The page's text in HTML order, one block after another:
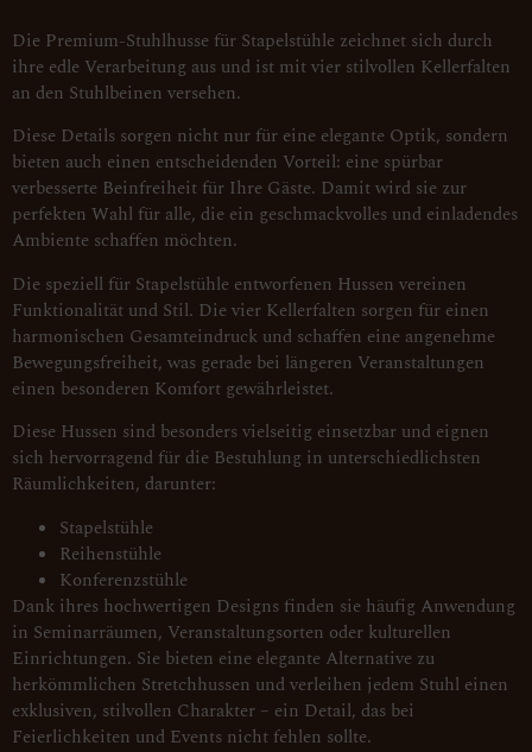
Die Premium-Stuhlhusse für Stapelstühle zeichnet sich durch
ihre edle Verarbeitung aus und ist mit vier stilvollen Kellerfalten
an den Stuhlbeinen versehen.
Diese Details sorgen nicht nur für eine elegante Optik, sondern
bieten auch einen entscheidenden Vorteil: eine spürbar
verbesserte Beinfreiheit für Ihre Gäste. Damit wird sie zur
perfekten Wahl für alle, die ein geschmackvolles und einladendes
Ambiente schaffen möchten.
Die speziell für Stapelstühle entworfenen Hussen vereinen
Funktionalität und Stil. Die vier Kellerfalten sorgen für einen
harmonischen Gesamteindruck und schaffen eine angenehme
Bewegungsfreiheit, was gerade bei längeren Veranstaltungen
einen besonderen Komfort gewährleistet.
Diese Hussen sind besonders vielseitig einsetzbar und eignen
sich hervorragend für die Bestuhlung in unterschiedlichsten
Räumlichkeiten, darunter:
Stapelstühle
Reihenstühle
Konferenzstühle
Dank ihres hochwertigen Designs finden sie häufig Anwendung
in Seminarräumen, Veranstaltungsorten oder kulturellen
Einrichtungen. Sie bieten eine elegante Alternative zu
herkömmlichen Stretchhussen und verleihen jedem Stuhl einen
exklusiven, stilvollen Charakter – ein Detail, das bei
Feierlichkeiten und Events nicht fehlen sollte.